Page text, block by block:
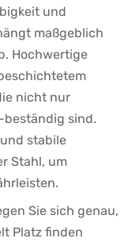
und
maßgeblich
‍Hochwertige
nicht nur
beständig sind.
stabile
Stahl, ‌um
Sie sich genau,
Platz ​finden⁤